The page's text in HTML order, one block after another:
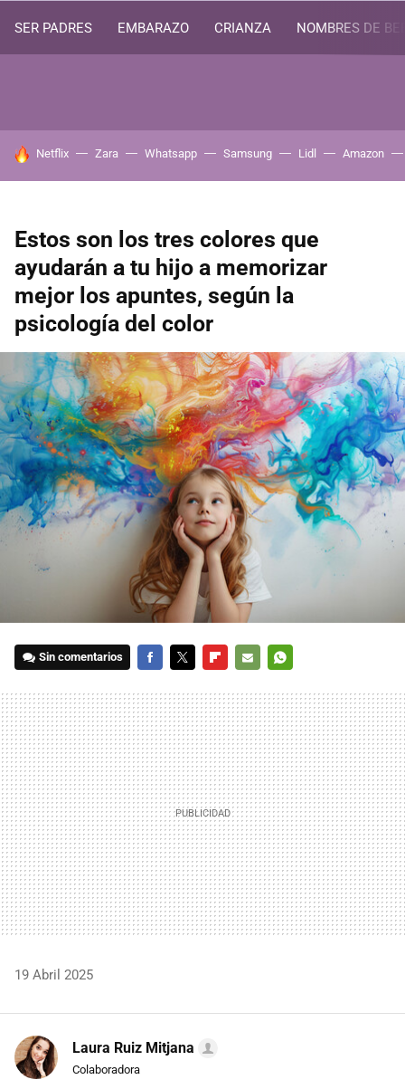
SER PADRES EMBARAZO CRIANZA NOMBRES DE
HOY SE HABLA DE
Netflix Zara Whatsapp Samsung Lidl Amazon
Estos son los tres colores que
ayudarán a tu hijo a memorizar
mejor los apuntes, según la
psicología del color
Sin comentarios
MAIL
19 Abril 2025
Laura Ruiz Mitjana
Colaboradora